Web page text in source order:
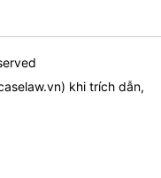
) khi trích dẫn,